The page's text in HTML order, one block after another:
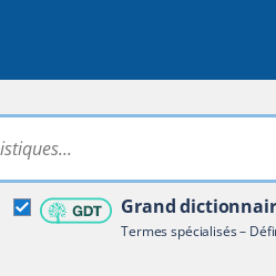
Rechercher dans tout le site
Grand
Termes spécialisés –